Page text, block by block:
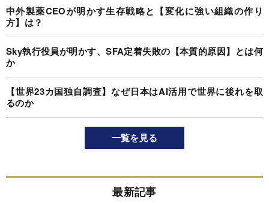
中外製薬CEOが明かす生存戦略と【変化に強い組織の作り
方】は？
Sky執行役員が明かす、SFA定着失敗の【本質的原因】とは何
か
【世界23カ国独自調査】なぜ日本はAI活用で世界に後れを取
るのか
一覧を見る
最新記事